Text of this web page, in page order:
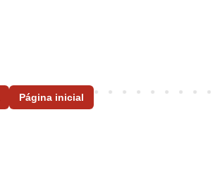
Página inicial